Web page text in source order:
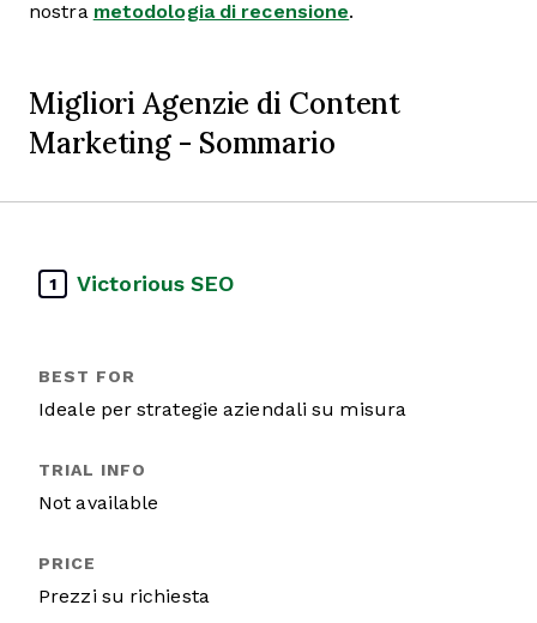
nostra metodologia di recensione.
Migliori Agenzie di Content
Marketing - Sommario
1 Victorious SEO
Ideale per strategie aziendali su misura
Not available
Prezzi su richiesta